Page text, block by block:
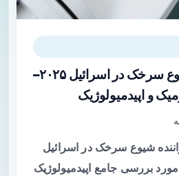
نگاهی علمی به شیوع سرخک در اسرائیل ۲۰۲۵–
شیوع سرخک در اسرائیل
دوره ۲۰۲۵–۲۰۲۶ مورد بررسی جامع اپیدمیولوژیک